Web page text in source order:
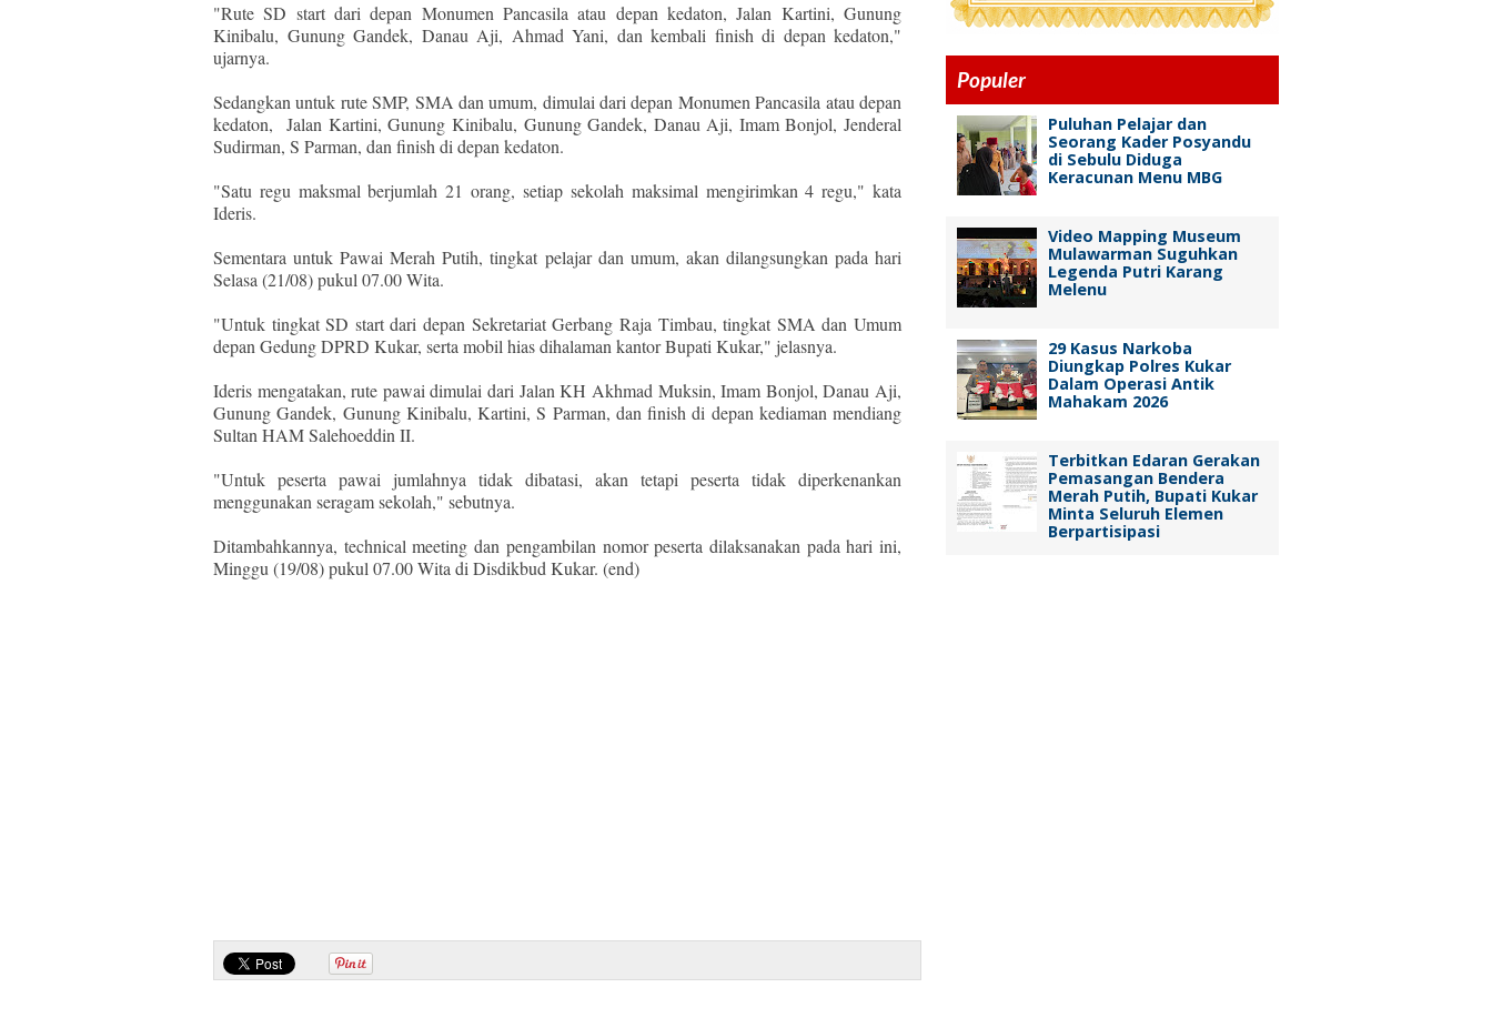
"Rute SD start dari depan Monumen Pancasila atau depan kedaton, Jalan Kartini, Gunung
Kinibalu, Gunung Gandek, Danau Aji, Ahmad Yani, dan kembali finish di depan kedaton,"
ujarnya.
Sedangkan untuk rute SMP, SMA dan umum, dimulai dari depan Monumen Pancasila atau depan
kedaton, Jalan Kartini, Gunung Kinibalu, Gunung Gandek, Danau Aji, Imam Bonjol, Jenderal
Sudirman, S Parman, dan finish di depan kedaton.
"Satu regu maksmal berjumlah 21 orang, setiap sekolah maksimal mengirimkan 4 regu," kata
Ideris.
Sementara untuk Pawai Merah Putih, tingkat pelajar dan umum, akan dilangsungkan pada hari
Selasa (21/08) pukul 07.00 Wita.
"Untuk tingkat SD start dari depan Sekretariat Gerbang Raja Timbau, tingkat SMA dan Umum
depan Gedung DPRD Kukar, serta mobil hias dihalaman kantor Bupati Kukar," jelasnya.
Ideris mengatakan, rute pawai dimulai dari Jalan KH Akhmad Muksin, Imam Bonjol, Danau Aji,
Gunung Gandek, Gunung Kinibalu, Kartini, S Parman, dan finish di depan kediaman mendiang
Sultan HAM Salehoeddin II.
"Untuk peserta pawai jumlahnya tidak dibatasi, akan tetapi peserta tidak diperkenankan
menggunakan seragam sekolah," sebutnya.
Ditambahkannya, technical meeting dan pengambilan nomor peserta dilaksanakan pada hari ini,
Minggu (19/08) pukul 07.00 Wita di Disdikbud Kukar. (end)
Populer
Puluhan Pelajar dan
Seorang Kader Posyandu
di Sebulu Diduga
Keracunan Menu MBG
Video Mapping Museum
Mulawarman Suguhkan
Legenda Putri Karang
Melenu
29 Kasus Narkoba
Diungkap Polres Kukar
Dalam Operasi Antik
Mahakam 2026
Terbitkan Edaran Gerakan
Pemasangan Bendera
Merah Putih, Bupati Kukar
Minta Seluruh Elemen
Berpartisipasi